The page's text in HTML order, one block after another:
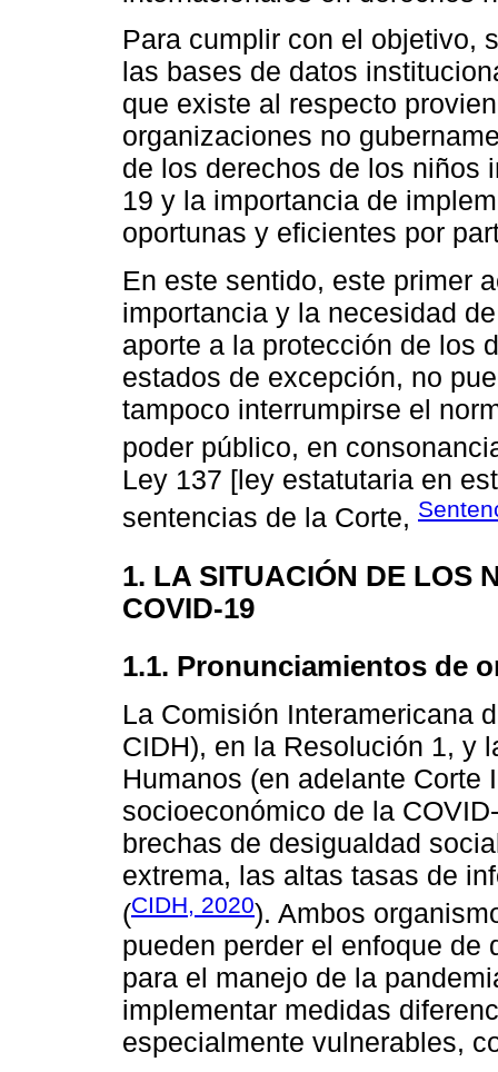
Para cumplir con el objetivo,
las bases de datos
que existe al respecto
organizaciones no
de los derechos de los niños
19 y la importancia de
oportunas y eficientes por
En este sentido, este primer
importancia y la necesidad
aporte a la protección de los
estados de excepción, no
tampoco interrumpirse el
poder público, en
Ley 137 [ley estatutaria en
sentencias de la Corte,
1. LA SITUACIÓN DE LOS
COVID-19
1.1. Pronunciamientos de
La Comisión Interamericana
CIDH), en la Resolución 1, y
Humanos (en adelante Corte
socioeconómico de la
brechas de desigualdad
extrema, las altas tasas de
(CIDH, 2020). Ambos
pueden perder el enfoque de
para el manejo de la
implementar medidas
especialmente vulnerables,